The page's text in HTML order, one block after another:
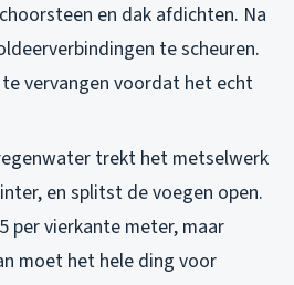
en dak afdichten. Na
te scheuren.
vervangen voordat het echt
trekt het metselwerk
en splitst de voegen open.
per vierkante meter, maar
moet het hele ding voor